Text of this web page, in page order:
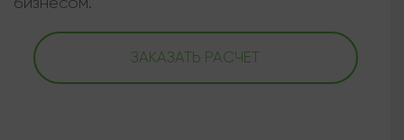
ЗАКАЗАТЬ РАСЧЕТ